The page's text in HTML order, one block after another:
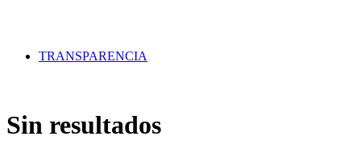
TRANSPARENCIA
Sin resultados